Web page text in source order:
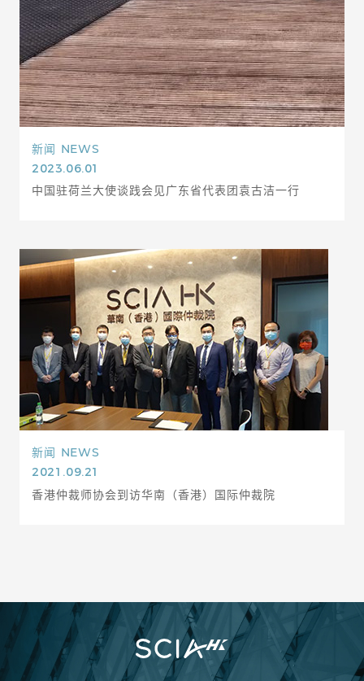
新闻 NEWS
2023.06.01
中国驻荷兰大使谈践会见广东省代表团袁古洁一行
新闻 NEWS
2021.09.21
香港仲裁师协会到访华南（香港）国际仲裁院